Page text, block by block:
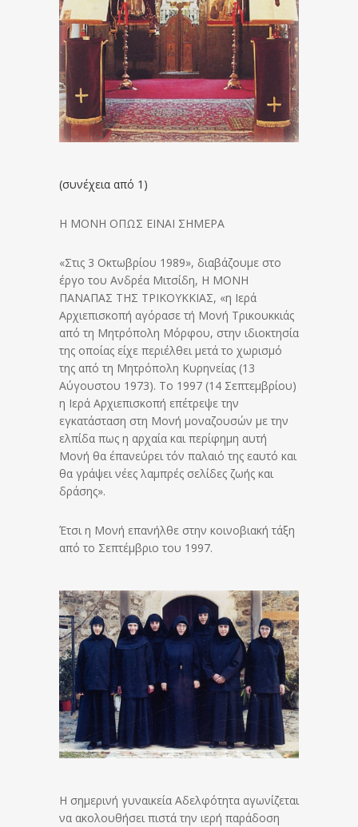
(συνέχεια από 1)
Η ΜΟΝΗ ΟΠΩΣ ΕΙΝΑΙ ΣΗΜΕΡΑ
«Στις 3 Οκτωβρίου 1989», διαβάζουμε στο
έργο του Ανδρέα Μιτσίδη, Η ΜΟΝΗ
ΠΑΝΑΠΑΣ ΤΗΣ ΤΡΙΚΟΥΚΚΙΑΣ, «η Ιερά
Αρχιεπισκοπή αγόρασε τή Μονή Τρικουκκιάς
από τη Μητρόπολη Μόρφου, στην ιδιοκτησία
της οποίας είχε περιέλθει μετά το χωρισμό
της από τη Μητρόπολη Κυρηνείας (13
Αύγουστου 1973). Το 1997 (14 Σεπτεμβρίου)
η Ιερά Αρχιεπισκοπή επέτρεψε την
εγκατάσταση στη Μονή μοναζουσών με την
ελπίδα πως η αρχαία και περίφημη αυτή
Μονή θα έπανεύρει τόν παλαιό της εαυτό και
θα γράψει νέες λαμπρές σελίδες ζωής και
δράσης».
Έτσι η Μονή επανήλθε στην κοινοβιακή τάξη
από το Σεπτέμβριο του 1997.
Η σημερινή γυναικεία Αδελφότητα αγωνίζεται
να ακολουθήσει πιστά την ιερή παράδοση